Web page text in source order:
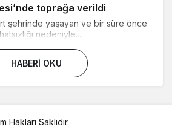
toprağa verildi
şehrinde yaşayan ve bir süre önce
nedeniyle...
HABERI OKU
Saklıdır.